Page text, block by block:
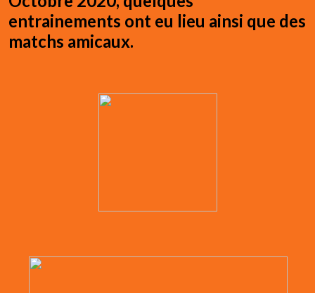
entrainements ont eu lieu ainsi que des
matchs amicaux.